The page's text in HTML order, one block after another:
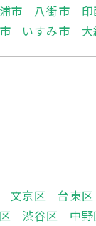
市 八街市
いすみ市
文京区 台東区
渋谷区 中